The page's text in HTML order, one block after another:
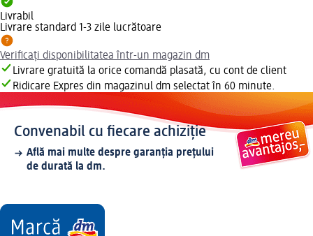
Livrabil
Livrare standard 1-3 zile lucrătoare
Verificați disponibilitatea într-un magazin dm
Livrare gratuită la orice comandă plasată, cu cont de client
Ridicare Expres din magazinul dm selectat în 60 minute.
Convenabil cu fiecare achiziție
Află mai multe despre garanția prețului
de durată la dm.